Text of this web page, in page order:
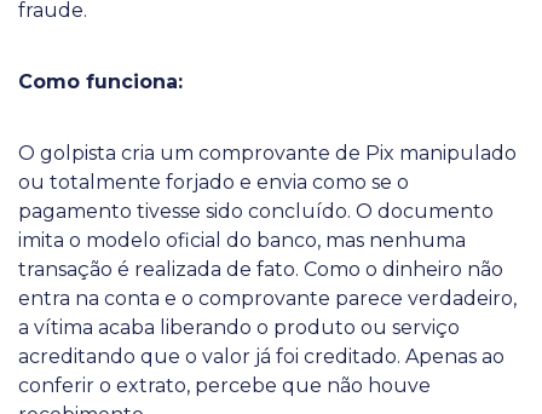
fraude.
Como funciona:
O golpista cria um comprovante de Pix manipulado
ou totalmente forjado e envia como se o
pagamento tivesse sido concluído. O documento
imita o modelo oficial do banco, mas nenhuma
transação é realizada de fato. Como o dinheiro não
entra na conta e o comprovante parece verdadeiro,
a vítima acaba liberando o produto ou serviço
acreditando que o valor já foi creditado. Apenas ao
conferir o extrato, percebe que não houve